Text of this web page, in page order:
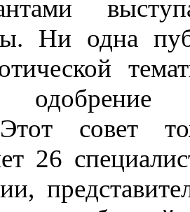
Ни одна
совет
26